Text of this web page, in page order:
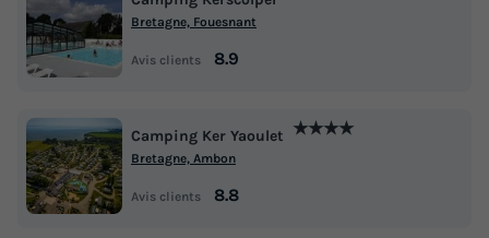
Bretagne, Fouesnant
Avis clients 8.9
Camping Ker Yaoulet ★★★★
Bretagne, Ambon
Avis clients 8.8